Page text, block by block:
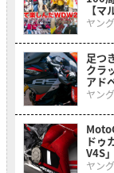
【
ヤン
足つ
クラ
アド
2026
ヤン
ドゥ
V4S
ヤン